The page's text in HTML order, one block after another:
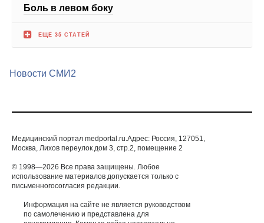
Боль в левом боку
ЕЩЕ 35 СТАТЕЙ
Новости СМИ2
Медицинский портал medportal.ru.Адрес: Россия, 127051,
Москва, Лихов переулок дом 3, стр.2, помещение 2
© 1998—2026 Все права защищены. Любое
использование материалов допускается только с
письменногосогласия редакции.
Информация на сайте не является руководством
по самолечению и представлена для